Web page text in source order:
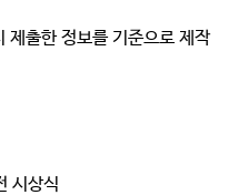
출한 정보를 기준으로 제작
시상식